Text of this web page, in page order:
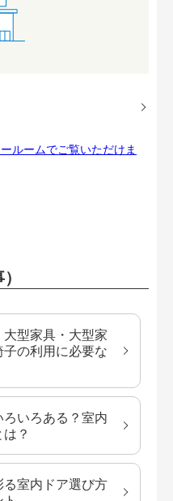
ルームでご覧いただけま
型家具・大型家
の利用に必要な
ろいろある？室内
？
室内ドア選び方